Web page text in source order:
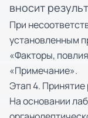
вносит
При
установленным
«Факторы,
«Примечание».
Этап 4. Принятие
На основании